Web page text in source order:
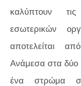
καλύπτουν
εσωτερικών
αποτελείται
Ανάμεσα στα δύο
ένα στρώμα